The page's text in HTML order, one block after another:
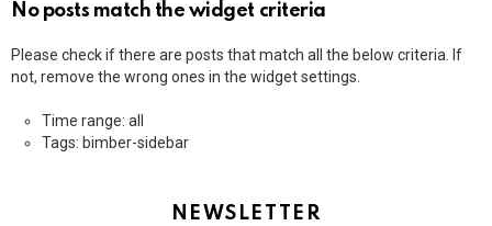
No posts match the widget criteria
Please check if there are posts that match all the below criteria. If
not, remove the wrong ones in the widget settings.
Time range: all
Tags: bimber-sidebar
NEWSLETTER